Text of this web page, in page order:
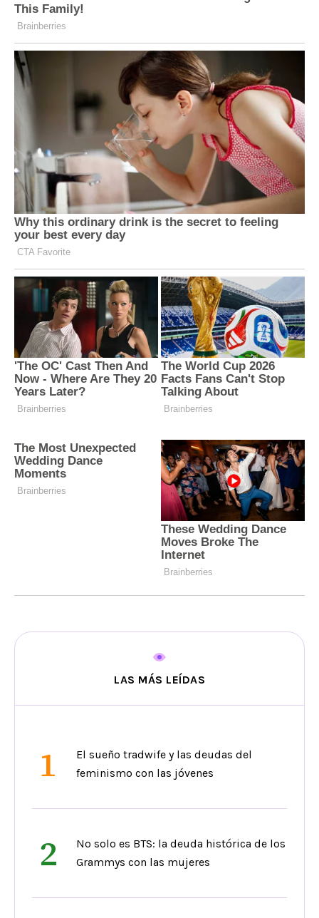
LAS MÁS LEÍDAS
1
El sueño tradwife y las deudas del
feminismo con las jóvenes
2
No solo es BTS: la deuda histórica de los
Grammys con las mujeres